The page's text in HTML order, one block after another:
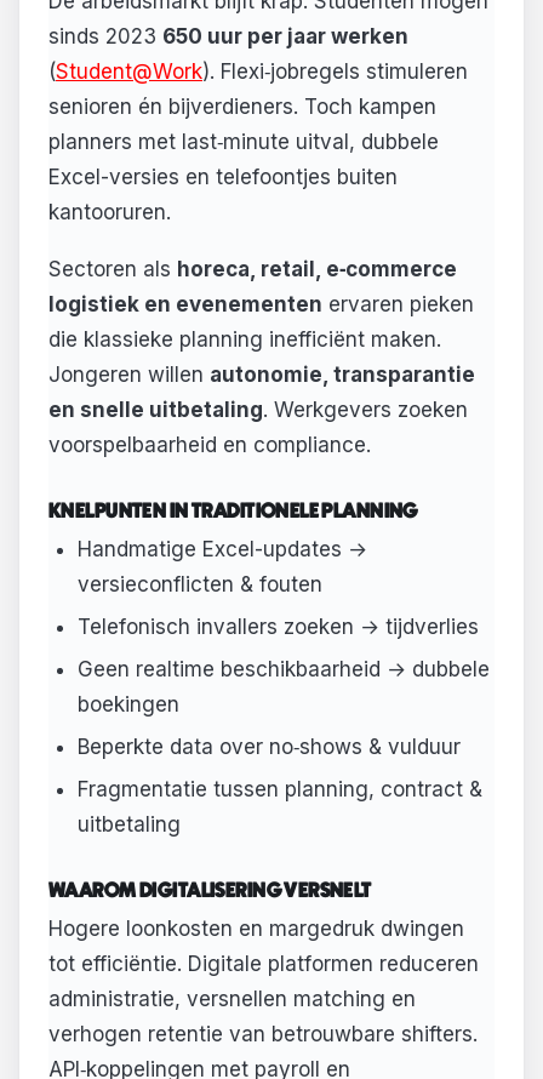
sinds 2023 650 uur per jaar werken
(Student@Work). Flexi‑jobregels stimuleren
senioren én bijverdieners. Toch kampen
planners met last‑minute uitval, dubbele
Excel-versies en telefoontjes buiten
kantooruren.
Sectoren als horeca, retail, e‑commerce
logistiek en evenementen ervaren pieken
die klassieke planning inefficiënt maken.
Jongeren willen autonomie, transparantie
en snelle uitbetaling. Werkgevers zoeken
voorspelbaarheid en compliance.
KNELPUNTEN IN TRADITIONELE PLANNING
Handmatige Excel-updates →
versieconflicten & fouten
Telefonisch invallers zoeken → tijdverlies
Geen realtime beschikbaarheid → dubbele
boekingen
Beperkte data over no‑shows & vulduur
Fragmentatie tussen planning, contract &
uitbetaling
WAAROM DIGITALISERING VERSNELT
Hogere loonkosten en margedruk dwingen
tot efficiëntie. Digitale platformen reduceren
administratie, versnellen matching en
verhogen retentie van betrouwbare shifters.
API‑koppelingen met payroll en